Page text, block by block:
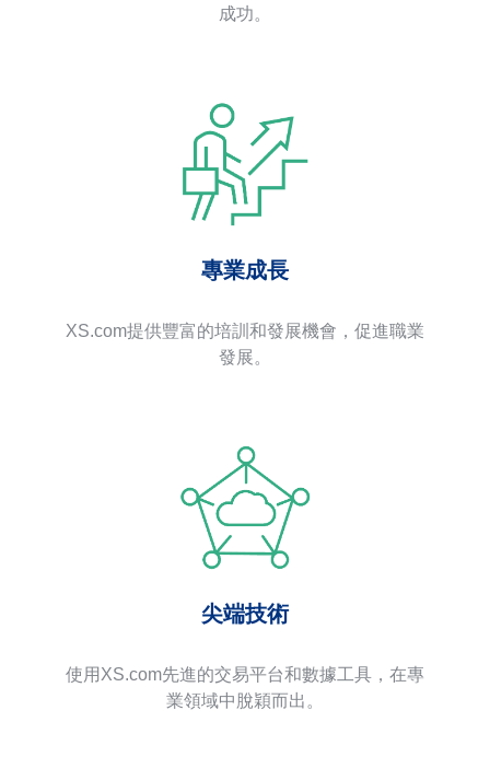
成功。
專業成長
XS.com提供豐富的培訓和發展機會，促進職業
發展。
尖端技術
使用XS.com先進的交易平台和數據工具，在專
業領域中脫穎而出。